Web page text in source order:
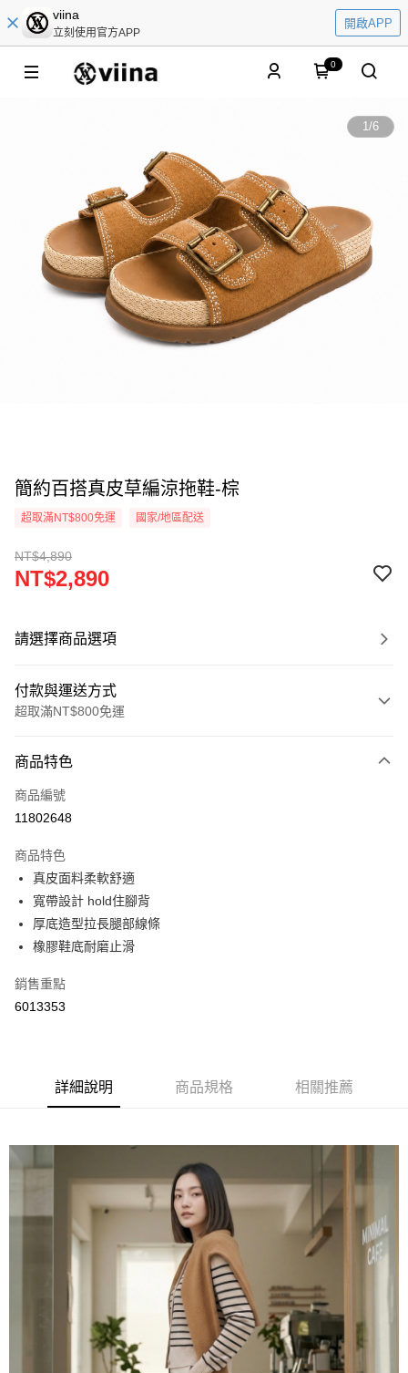
viina
立刻使用官方APP
開啟APP
0
1/6
簡約百搭真皮草編涼拖鞋-棕
超取滿NT$800免運 國家/地區配送
NT$4,890
NT$2,890
請選擇商品選項
付款與運送方式
超取滿NT$800免運
信用卡一次付款
超商取貨付款
Apple Pay
街口支付
悠遊付
Google Pay
AFTEE先享後付
便利好安心！
【「AFTEE先享後付」結帳流程】
１．於結帳方式選擇「AFTEE先享後付」後，將跳轉至「AFTEE先享後付」
結帳頁面，進行簡訊認證並確認金額後，即可完成結帳。
２．訂單成立數日內，您將收到繳費通知簡訊。
３．收到繳費通知簡訊後14天內，點擊此簡訊中的連結，可透過四大超商／
ATM／網路銀行／等多元方式進行付款，方視為交易完成。
※ 請注意：結帳手續完成當下不需立刻繳費，但若您需要取消訂單，請聯絡
購買商品的店家。未經商家同意取消之訂單仍視為有效，需透過AFTEE先享
※ 交易是否成功請以「AFTEE先享後付 」之結帳頁面顯示為準，若有關於
是否繳費成功／繳費後需取消欲退款等相關疑問，請聯繫「AFTEE先享後付
客戶支援中心」https://netprotections.freshdesk.com/support/home
運送方式
每筆NT$60，滿NT$800(含以上)免運費
每筆NT$60，滿NT$800(含以上)免運費
7-11取貨付款
每筆NT$60，滿NT$800(含以上)免運費
付款後7-11取貨
每筆NT$60，滿NT$800(含以上)免運費
商品特色
商品編號
11802648
商品特色
真皮面料柔軟舒適
寬帶設計 hold住腳背
厚底造型拉長腿部線條
橡膠鞋底耐磨止滑
銷售重點
6013353
詳細說明 商品規格 相關推薦